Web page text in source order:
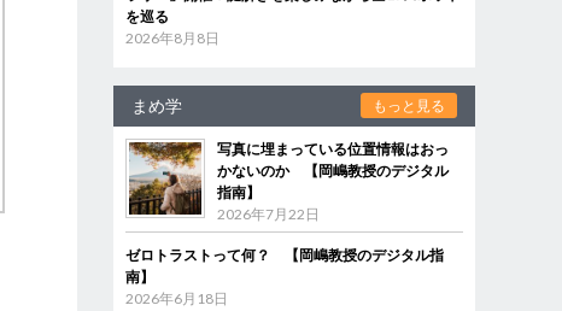
を巡る
2026年8月8日
まめ学 もっと見る
写真に埋まっている位置情報はおっ
かないのか 【岡嶋教授のデジタル
指南】
2026年7月22日
ゼロトラストって何？ 【岡嶋教授のデジタル指
南】
2026年6月18日